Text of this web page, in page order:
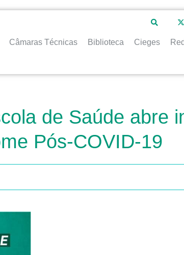
Câmaras Técnicas Biblioteca Cieges
de Saúde abre
Pós-COVID-19